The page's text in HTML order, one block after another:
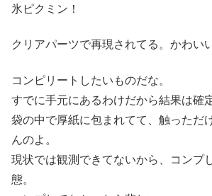
氷ピクミン！
クリアパーツで再現されてる。かわいい
コンピリートしたいものだな。
すでに手元にあるわけだから結果は確
袋の中で厚紙に包まれてて、触っただ
んのよ。
現状では観測できてないから、コンプ
態。